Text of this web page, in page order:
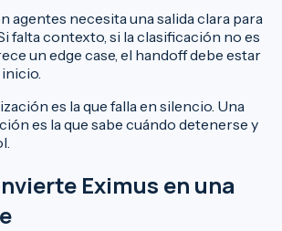
agentes necesita una salida clara para
falta contexto, si la clasificación no es
un edge case, el handoff debe estar
es la que falla en silencio. Una
es la que sabe cuándo detenerse y
Eximus en una